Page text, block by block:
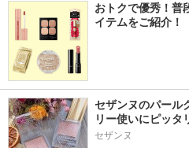
おトクで優秀！普
イテムをご紹介！
セザンヌのパール
リー使いにピッ
セザンヌ